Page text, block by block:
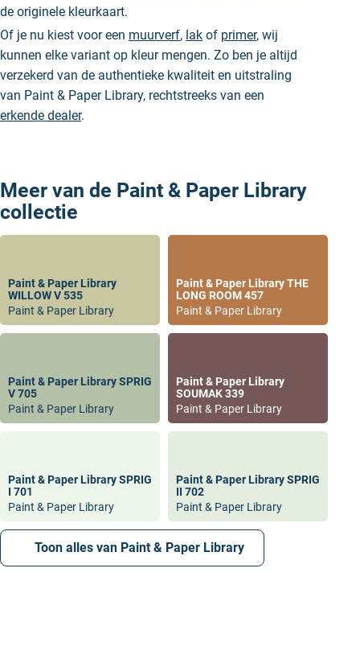
de originele kleurkaart.
Of je nu kiest voor een muurverf, lak of primer, wij
kunnen elke variant op kleur mengen. Zo ben je altijd
verzekerd van de authentieke kwaliteit en uitstraling
van Paint & Paper Library, rechtstreeks van een
erkende dealer.
Meer van de Paint & Paper Library
collectie
Paint & Paper Library
WILLOW V 535
Paint & Paper Library
Paint & Paper Library THE
LONG ROOM 457
Paint & Paper Library
Paint & Paper Library SPRIG
V 705
Paint & Paper Library
Paint & Paper Library
SOUMAK 339
Paint & Paper Library
Paint & Paper Library SPRIG
I 701
Paint & Paper Library
Paint & Paper Library SPRIG
II 702
Paint & Paper Library
Toon alles van Paint & Paper Library